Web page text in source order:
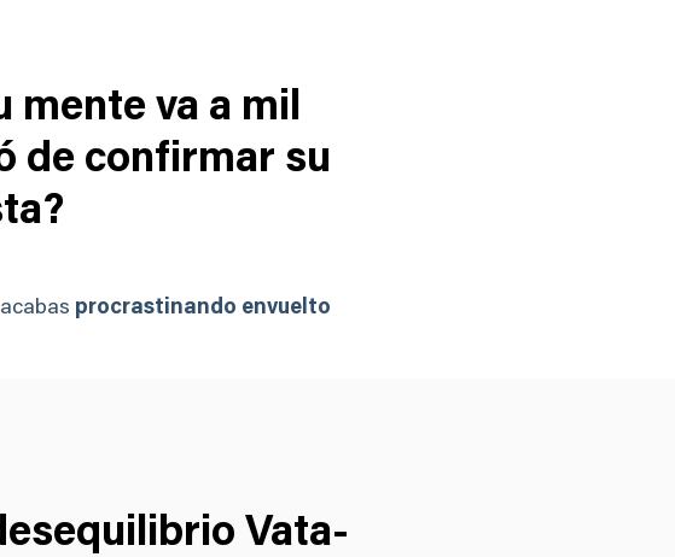
mente va a mil
de confirmar su
procrastinando envuelto
Vata-